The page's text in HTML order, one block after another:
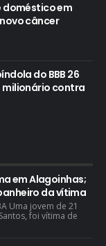
doméstico em
câncer
do BBB 26
milionário contra
em Alagoinhas;
da vítima
Uma jovem de 21
foi vítima de